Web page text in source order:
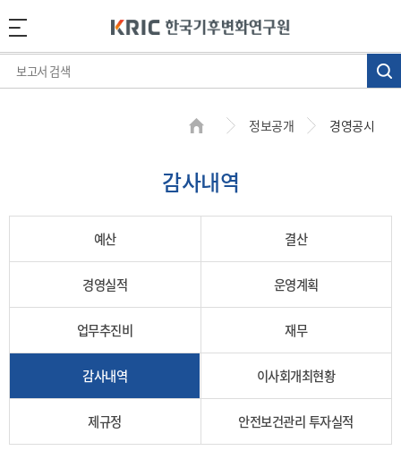
정보공개 경영공시
감사내역
예산 결산
경영실적 운영계획
업무추진비 재무
감사내역 이사회개최현황
제규정 안전보건관리 투자실적